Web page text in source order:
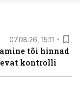
07.08.26, 15:11
tõi hinnad
kontrolli